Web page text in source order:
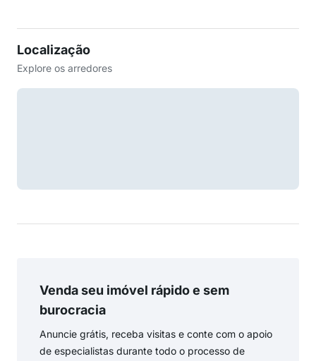
Localização
Explore os arredores
Venda seu imóvel rápido e sem
burocracia
Anuncie grátis, receba visitas e conte com o apoio
de especialistas durante todo o processo de